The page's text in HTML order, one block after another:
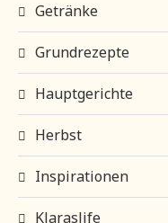
Getränke
Grundrezepte
Hauptgerichte
Herbst
Inspirationen
Klaraslife